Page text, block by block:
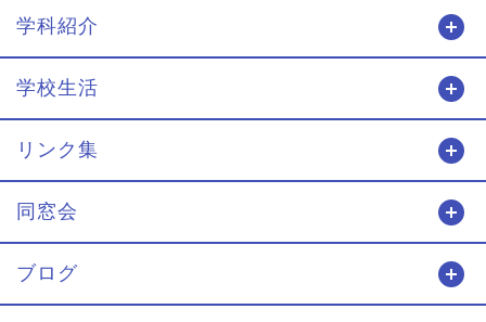
学科紹介
学校生活
リンク集
同窓会
ブログ